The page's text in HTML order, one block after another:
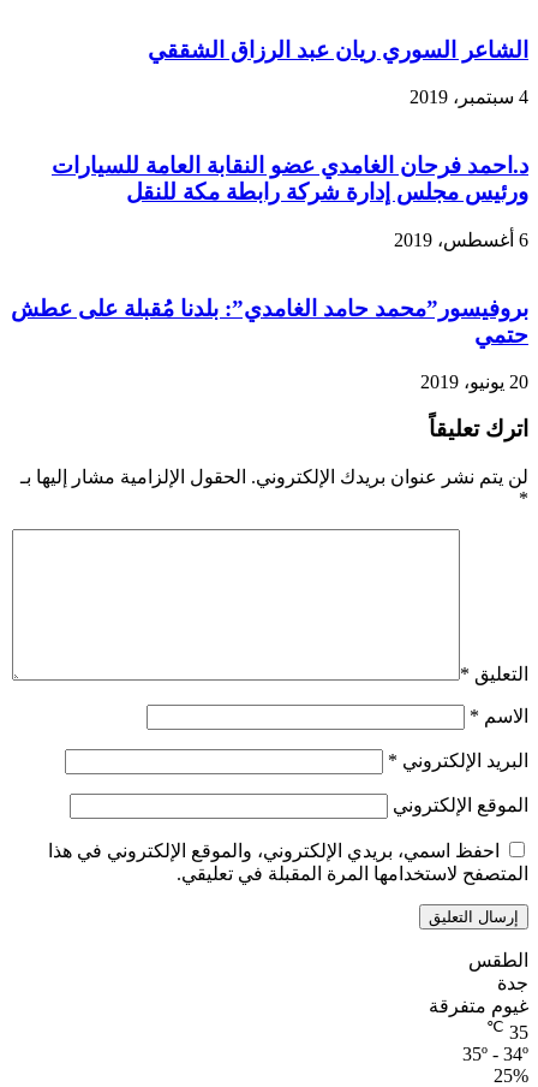
الشاعر السوري ريان عبد الرزاق الشققي
4 سبتمبر، 2019
د.احمد فرحان الغامدي عضو النقابة العامة للسيارات
ورئيس مجلس إدارة شركة رابطة مكة للنقل
6 أغسطس، 2019
بروفيسور”محمد حامد الغامدي”: بلدنا مُقبلة على عطش
حتمي
20 يونيو، 2019
اترك تعليقاً
لن يتم نشر عنوان بريدك الإلكتروني. الحقول الإلزامية مشار إليها بـ
*
التعليق *
الاسم *
البريد الإلكتروني *
الموقع الإلكتروني
احفظ اسمي، بريدي الإلكتروني، والموقع الإلكتروني في هذا
المتصفح لاستخدامها المرة المقبلة في تعليقي.
الطقس
جدة
غيوم متفرقة
35
℃
35º - 34º
25%